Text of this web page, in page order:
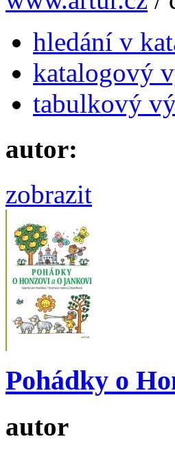
hledání v
katalogový
tabulkový
autor:
zobrazit
Pohádky o
autor